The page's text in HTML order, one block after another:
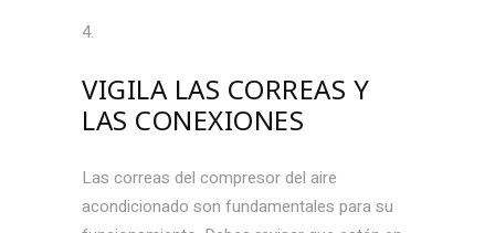
VIGILA LAS CORREAS Y
LAS CONEXIONES
Las correas del compresor del aire
acondicionado son fundamentales para su